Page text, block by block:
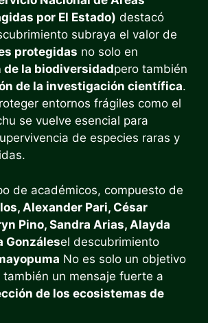
por El Estado) destacó
subraya el valor de
protegidas no solo en
de la biodiversidadpero también
de la investigación científica.
entornos frágiles como el
se vuelve esencial para
de especies raras y
de académicos, compuesto de
Alexander Pari, César
Pino, Sandra Arias, Alayda
Gonzálesel descubrimiento
No es solo un objetivo
un mensaje fuerte a
de los ecosistemas de